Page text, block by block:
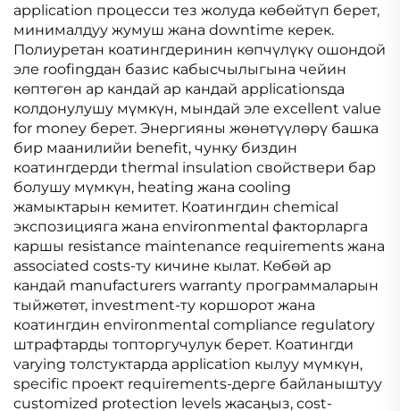
application процесси тез жолуда көбөйтүп берет,
минималдуу жумуш жана downtime керек.
Полиуретан коатингдеринин көпчүлүкү ошондой
эле roofingдан базис кабысчылыгына чейин
көптөгөн ар кандай ар кандай applicationsда
колдонулушу мүмкүн, мындай эле excellent value
for money берет. Энергияны жөнөтүүлөрү башка
бир маанилийи benefit, чунку биздин
коатингдерди thermal insulation свойствери бар
болушу мүмкүн, heating жана cooling
жамыктарын кемитет. Коатингдин chemical
экспозицияга жана environmental факторларга
каршы resistance maintenance requirements жана
associated costs-ту кичине кылат. Көбөй ар
кандай manufacturers warranty программаларын
тыйжөтөт, investment-ту коршорот жана
коатингдин environmental compliance regulatory
штрафтарды топторгучулук берет. Коатингди
varying толстуктарда application кылуу мүмкүн,
specific проект requirements-дерге байланыштуу
customized protection levels жасаңыз, cost-